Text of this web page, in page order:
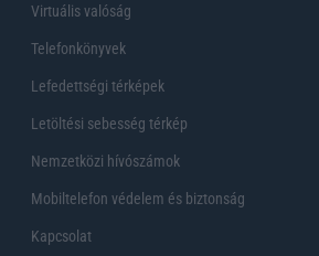
Virtuális valóság
Telefonkönyvek
Lefedettségi térképek
Letöltési sebesség térkép
Nemzetközi hívószámok
Mobiltelefon védelem és biztonság
Kapcsolat